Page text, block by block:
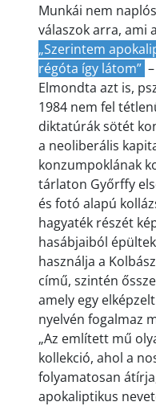
Munkái nem
válaszok arra, ami
„Szerintem
régóta így látom”
Elmondta azt is,
1984 nem fel
diktatúrák sötét
a neoliberális
konzumpoklának
tárlaton Győrffy
és fotó alapú
hagyaték részét
hasábjaiból
használja a
című, szintén
amely egy
nyelvén fogalmaz
„Az említett mű
kollekció, ahol a
folyamatosan
apokaliptikus